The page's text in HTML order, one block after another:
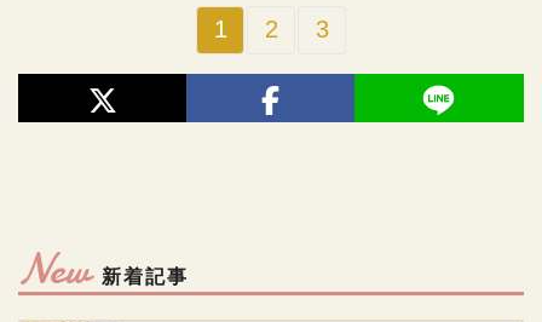
1 2 3
New 新着記事